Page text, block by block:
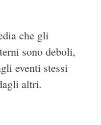
che gli
sono deboli,
eventi stessi
altri.